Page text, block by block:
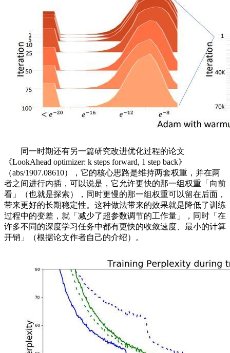
同一时期还有另一篇研究改进优化过程的论文
《LookAhead optimizer: k steps forward, 1 step back》
（abs/1907.08610），它的核心思路是维持两套权重，并在两
者之间进行内插，可以说是，它允许更快的那一组权重「向前
看」（也就是探索），同时更慢的那一组权重可以留在后面，
带来更好的长期稳定性。这种做法带来的效果就是降低了训练
过程中的变差，就「减少了超参数调节的工作量」，同时「在
许多不同的深度学习任务中都有更快的收敛速度、最小的计算
开销」（根据论文作者自己的介绍）。